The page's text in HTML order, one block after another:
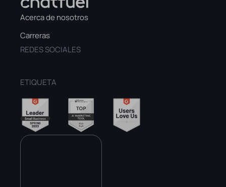
Acerca de nosotros
Carreras
REDES SOCIALES
ETIQUETA